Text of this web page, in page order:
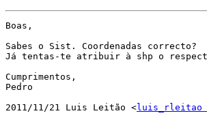
Boas,
Sabes o Sist. Coordenadas correcto?
Já tentas-te atribuir à shp o
Cumprimentos,
Pedro
2011/11/21 Luis Leitão <luis_rleitao